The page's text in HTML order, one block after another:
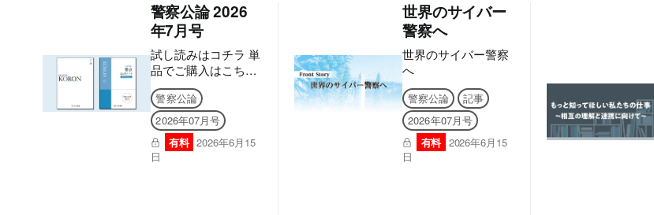
試験も、この一冊
で。 より見やすく、
より使いやすく。 雑
誌「警察公論」が誌
面を一新し、実務に
も昇任試験にも、さ
らに役立つ内容へ！
■電子版のシリアル
ナンバーの発行につ
いて アプリへの問題
のダウンロードには
警察公論 2026
年7月号
試し読みはコチラ 単
品でご購入はこちら
【本書は固定レイア
ウト型電子書籍のた
め、なるべく大きな
画面でのご利用を推
奨しております。文
字のハイライト・検
警察公論
2026年07月号
有料 2026年6月15
日
世界のサイバー
警察へ
世界のサイバー警察
へ
警察公論
記事
2026年07月号
有料 2026年6月15
日